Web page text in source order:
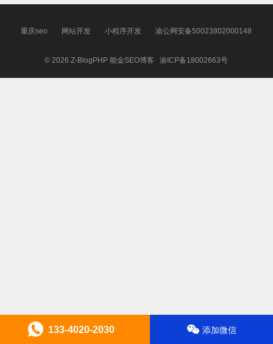
重庆seo 网站开发 小程序开发 渝公网安备50023802000148
© 2026Z-BlogPHP 能金SEO博客渝ICP备18002663号
133-4020-2030 添加微信